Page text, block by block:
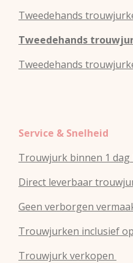
Tweedehands
Tweedehands
Tweedehands
Service & Snelheid
Trouwjurk binnen 1 dag
Direct leverbaar
Geen verborgen
Trouwjurken inclusief
Trouwjurk verkopen